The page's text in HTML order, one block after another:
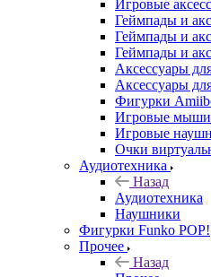
Игровые
Геймпады и
Геймпады и
Геймпады и
Аксессуары
Аксессуары
Фигурки
Игровые мыши
Игровые
Очки
Аудиотехника
Назад
Аудиотехника
Наушники
Фигурки Funko POP!
Прочее
Назад